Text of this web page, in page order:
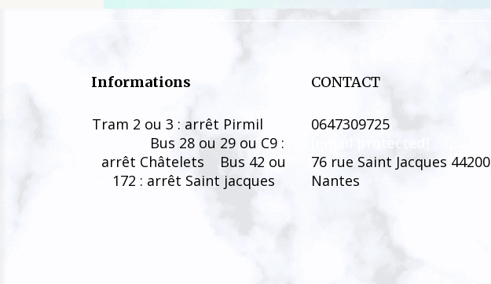
Informations
Tram 2 ou 3 : arrêt Pirmil
Bus 28 ou 29 ou C9 :
arrêt Châtelets Bus 42 ou
172 : arrêt Saint jacques
CONTACT
0647309725
[email protected]
76 rue Saint Jacques 44200
Nantes